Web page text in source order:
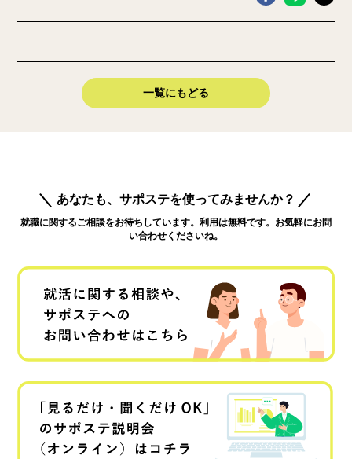
一覧にもどる
あなたも、サポステを使ってみませんか？
就職に関するご相談をお待ちしています。利用は無料です。お気軽にお問
い合わせくださいね。